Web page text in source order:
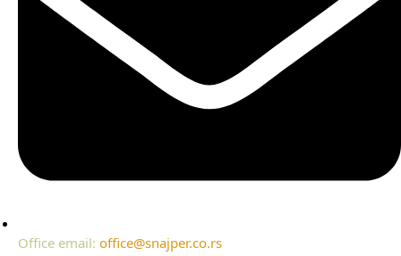
Office email: office@snajper.co.rs